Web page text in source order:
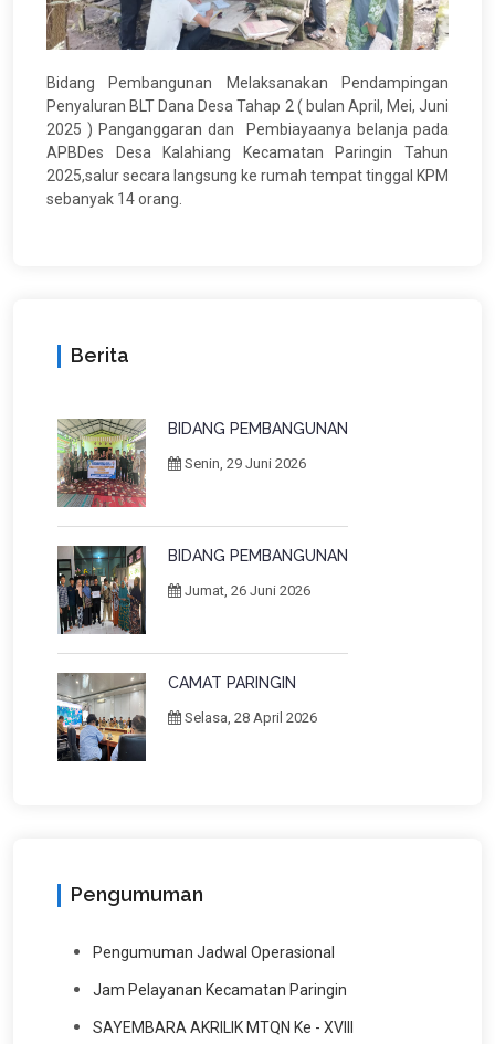
Bidang Pembangunan Melaksanakan Pendampingan
Penyaluran BLT Dana Desa Tahap 2 ( bulan April, Mei, Juni
2025 ) Panganggaran dan Pembiayaanya belanja pada
APBDes Desa Kalahiang Kecamatan Paringin Tahun
2025,salur secara langsung ke rumah tempat tinggal KPM
sebanyak 14 orang.
Berita
BIDANG PEMBANGUNAN
Senin, 29 Juni 2026
BIDANG PEMBANGUNAN
Jumat, 26 Juni 2026
CAMAT PARINGIN
Selasa, 28 April 2026
Pengumuman
Pengumuman Jadwal Operasional
Jam Pelayanan Kecamatan Paringin
SAYEMBARA AKRILIK MTQN Ke - XVIII